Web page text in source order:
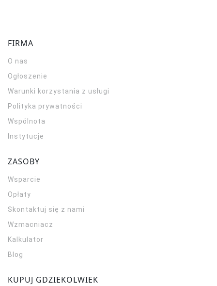
FIRMA
O nas
Ogłoszenie
Warunki korzystania z usługi
Polityka prywatności
Wspólnota
Instytucje
ZASOBY
Wsparcie
Opłaty
Skontaktuj się z nami
Wzmacniacz
Kalkulator
Blog
KUPUJ GDZIEKOLWIEK